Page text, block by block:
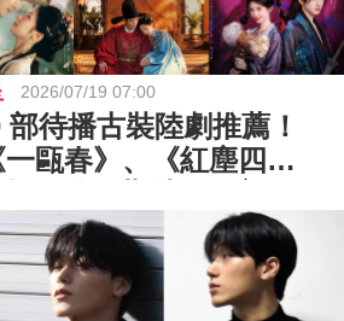
2026/07/19 07:00
待播古裝陸劇推薦！
一甌春》、《紅塵四